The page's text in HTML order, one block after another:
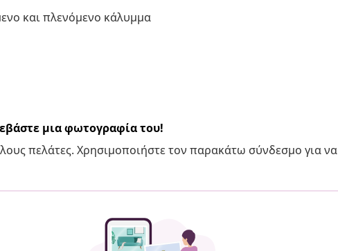
και πλενόμενο κάλυμμα
μια φωτογραφία του!
πελάτες. Χρησιμοποιήστε τον παρακάτω σύνδεσμο για να